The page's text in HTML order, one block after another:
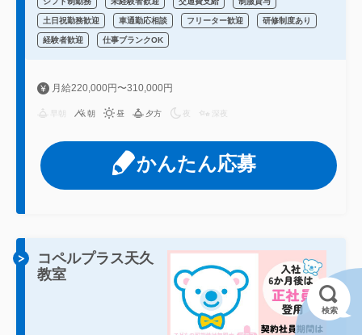
土日祝勤務歓迎 車通勤応相談 フリーター歓迎 研修制度あり
経験者歓迎 仕事ブランクOK
月給220,000円〜310,000円
朝 昼 夕方 夜 深夜
かんたん応募
コペルプラス天久
教室
検索